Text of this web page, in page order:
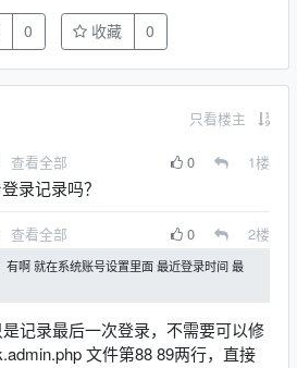
0 收藏 0
只看楼主
查看全部 0 1楼
录记录吗？
查看全部 0 2楼
有啊 就在系统账号设置里面 最近登录时间 最
记录最后一次登录，不需要可以修
文件第88 89两行，直接